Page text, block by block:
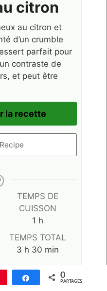
citron
au citron et
d’un crumble
parfait pour
contraste de
et peut être
la recette
TEMPS DE
CUISSON
1 heure
h
TEMPS TOTAL
3heures
h 30minutes
min
Épingle Partagez0
PARTAGES